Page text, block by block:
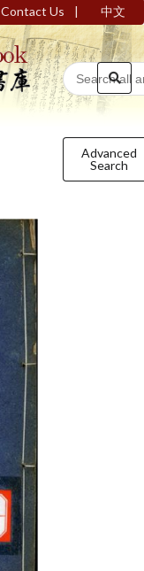
Contact Us | 中文
Advanced
Search